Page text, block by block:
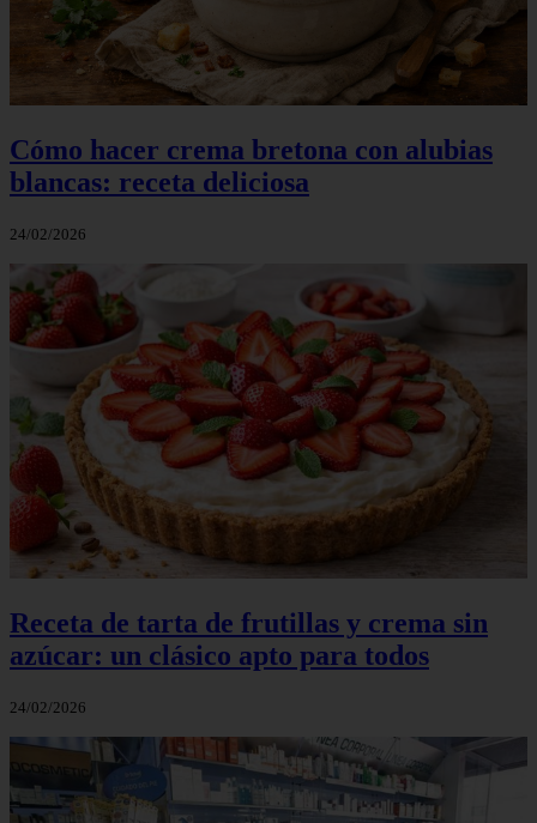
Cómo hacer crema bretona con alubias
blancas: receta deliciosa
24/02/2026
Receta de tarta de frutillas y crema sin
azúcar: un clásico apto para todos
24/02/2026